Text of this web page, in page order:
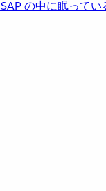
SAP の中に眠って